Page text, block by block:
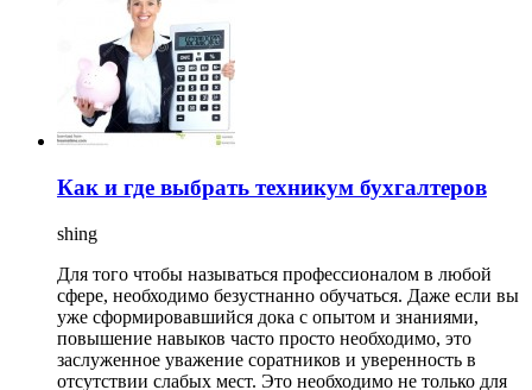
Как и где выбрать техникум бухгалтеров
shing
Для того чтобы называться профессионалом в любой
сфере, необходимо безустнанно обучаться. Даже если вы
уже сформировавшийся дока с опытом и знаниями,
повышение навыков часто просто необходимо, это
заслуженное уважение соратников и уверенность в
отсутствии слабых мест. Это необходимо не только для